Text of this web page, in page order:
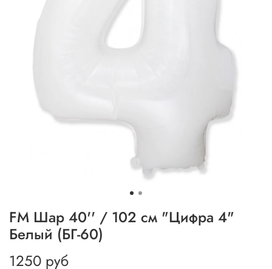
FM Шар 40'' / 102 см "Цифра 4"
Белый (БГ-60)
1250 руб